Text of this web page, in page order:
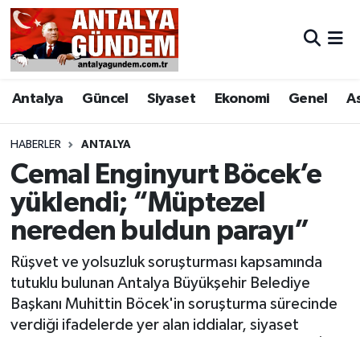
Antalya Güncel Siyaset Ekonomi Genel
HABERLER ANTALYA
Cemal Enginyurt Böcek’e
yüklendi; “Müptezel
nereden buldun parayı”
Rüşvet ve yolsuzluk soruşturması kapsamında
tutuklu bulunan Antalya Büyükşehir Belediye
Başkanı Muhittin Böcek'in soruşturma sürecinde
verdiği ifadelerde yer alan iddialar, siyaset
Antalya
Asayiş
Bilim & Teknoloji
Bölge
EĞİTİM
Ekonomi
Genel
Antalya Nöbetçi Eczaneler
Antalya Hava Durumu
Antalya Namaz Vakitleri
Antalya Trafik Yoğunluk Haritası
Süper Lig Puan Durumu ve Fikstür
Tüm Manşetler
Son Dakika Haberleri